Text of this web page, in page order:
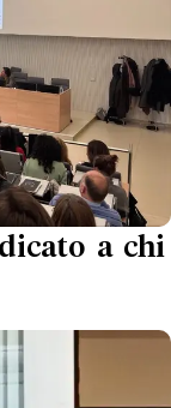
a chi